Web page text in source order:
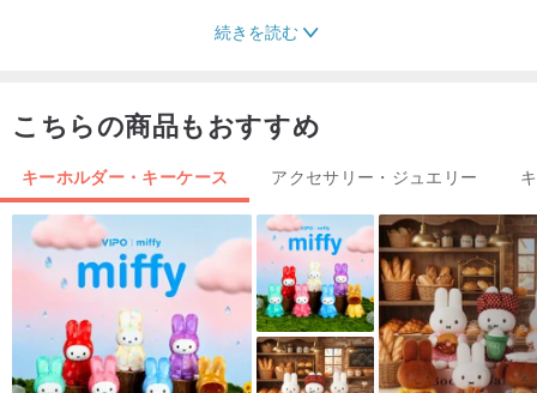
続きを読む
こちらの商品もおすすめ
キーホルダー・キーケース アクセサリー・ジュエリー